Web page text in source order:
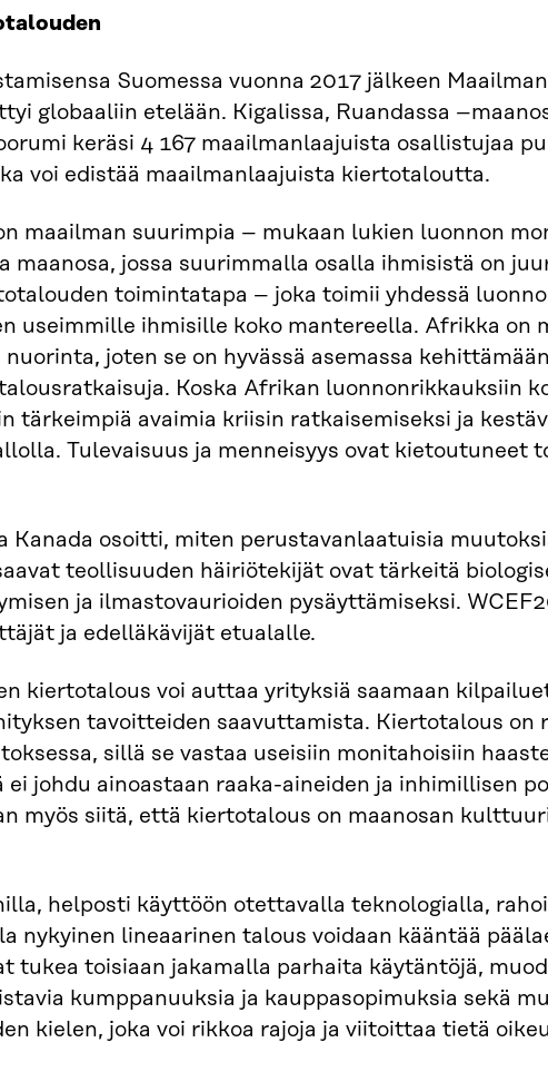
Suomessa vuonna 2017 jälkeen Maailman
globaaliin etelään. Kigalissa, Ruandassa
keräsi 4 167 maailmanlaajuista osallistujaa
voi edistää maailmanlaajuista kiertotaloutta.
maailman suurimpia – mukaan lukien luonnon
maanosa, jossa suurimmalla osalla ihmisistä on
toimintatapa – joka toimii yhdessä
useimmille ihmisille koko mantereella. Afrikka on
joten se on hyvässä asemassa
Koska Afrikan luonnonrikkauksiin
tärkeimpiä avaimia kriisin ratkaisemiseksi ja
Tulevaisuus ja menneisyys ovat kietoutuneet
Kanada osoitti, miten perustavanlaatuisia
teollisuuden häiriötekijät ovat tärkeitä
ja ilmastovaurioiden pysäyttämiseksi.
ja edelläkävijät etualalle.
kiertotalous voi auttaa yrityksiä saamaan
tavoitteiden saavuttamista. Kiertotalous on
sillä se vastaa useisiin monitahoisiin
ei johdu ainoastaan raaka-aineiden ja inhimillisen
myös siitä, että kiertotalous on maanosan
helposti käyttöön otettavalla teknologialla,
nykyinen lineaarinen talous voidaan kääntää
tukea toisiaan jakamalla parhaita käytäntöjä,
kumppanuuksia ja kauppasopimuksia sekä
kielen, joka voi rikkoa rajoja ja viitoittaa tietä